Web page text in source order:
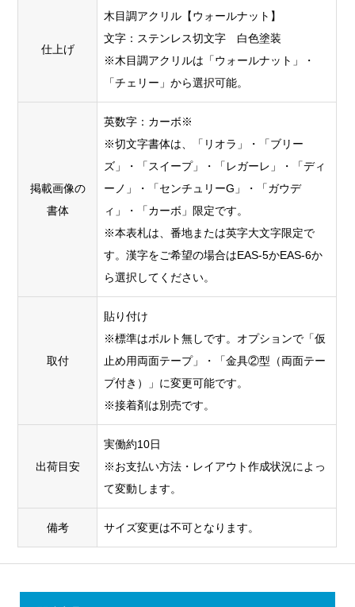
仕上げ
木目調アクリル【ウォールナット】
文字：ステンレス切文字 白色塗装
※木目調アクリルは「ウォールナット」・
「チェリー」から選択可能。
掲載画像の
書体
英数字：カーボ※
※切文字書体は、「リオラ」・「ブリー
ズ」・「スイープ」・「レガーレ」・「ディ
ーノ」・「センチュリーG」・「ガウデ
ィ」・「カーボ」限定です。
※本表札は、番地または英字大文字限定で
す。漢字をご希望の場合はEAS-5かEAS‐6か
ら選択してください。
取付
貼り付け
※標準はボルト無しです。オプションで「仮
止め用両面テープ」・「金具②型（両面テー
プ付き）」に変更可能です。
※接着剤は別売です。
出荷目安
実働約10日
※お支払い方法・レイアウト作成状況によっ
て変動します。
備考 サイズ変更は不可となります。